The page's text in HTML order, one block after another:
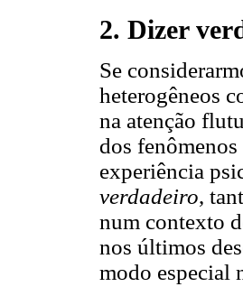
2. Dizer
Se
heterogêneos
na atenção
dos
experiência
verdadeiro,
num contexto
nos últimos
modo especial